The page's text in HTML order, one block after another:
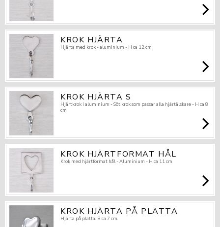
KROK HJÄRTA
Hjärta med krok - aluminium - H ca 12 cm
KROK HJÄRTA S
Hjärtkrok i aluminium - Söt krok som passar alla hjärtälskare - H ca 8
cm
KROK HJÄRTFORMAT HÅL
Krok med hjärtformat hål - Aluminium - H ca 11 cm
KROK HJÄRTA PÅ PLATTA
Hjärta på platta. B ca 7 cm.